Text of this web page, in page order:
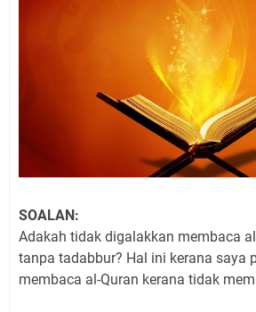
SOALAN:
Adakah tidak digalakkan membaca
tanpa tadabbur? Hal ini kerana saya
membaca al-Quran kerana tidak